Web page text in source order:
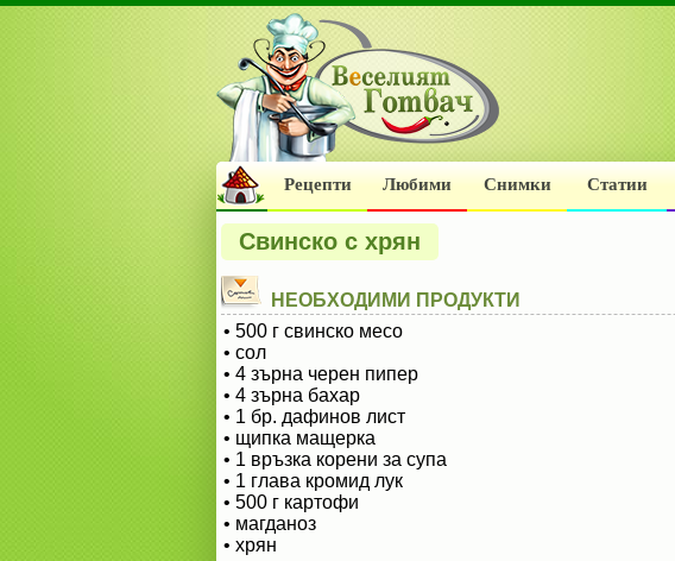
Рецепти Любими Снимки Статии
Свинско с хрян
НЕОБХОДИМИ ПРОДУКТИ
• 500 г свинско месо
• сол
• 4 зърна черен пипер
• 4 зърна бахар
• 1 бр. дафинов лист
• щипка мащерка
• 1 връзка корени за супа
• 1 глава кромид лук
• 500 г картофи
• магданоз
• хрян